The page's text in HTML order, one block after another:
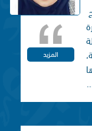
المزيد